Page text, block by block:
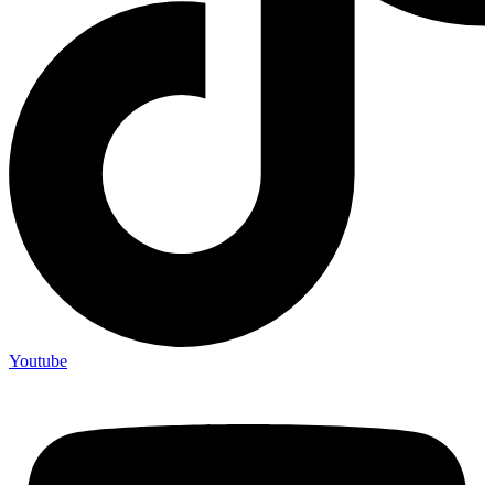
Youtube